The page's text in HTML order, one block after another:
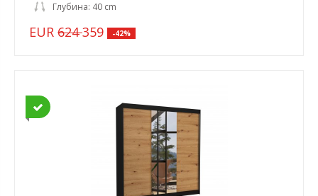
Глубина: 40 cm
EUR 624359 -42%